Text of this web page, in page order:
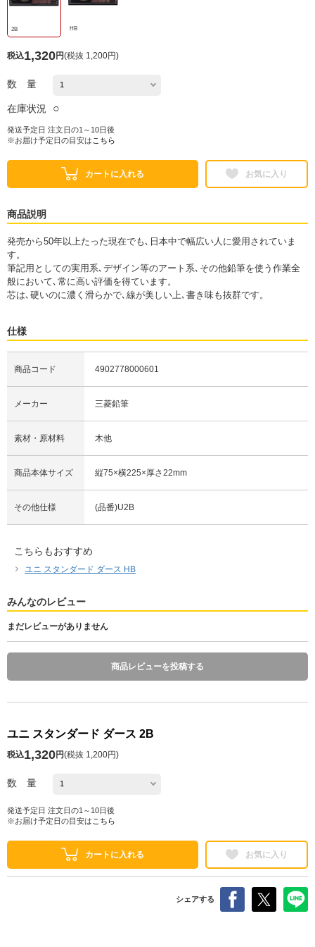
2B HB
税込1,320円(税抜 1,200円)
数 量
在庫状況 ○
発送予定日 注文日の1～10日後
※お届け予定日の目安は こちら
カートに入れる お気に入り
商品説明
発売から50年以上たった現在でも､日本中で幅広い人に愛用されていま
す。
筆記用としての実用系､デザイン等のアート系､その他鉛筆を使う作業全
般において､常に高い評価を得ています。
芯は､硬いのに濃く滑らかで､線が美しい上､書き味も抜群です。
仕様
商品コード 4902778000601
メーカー 三菱鉛筆
素材・原材料 木他
商品本体サイズ 縦75×横225×厚さ22mm
その他仕様 (品番)U2B
こちらもおすすめ
ユニ スタンダード ダース HB
みんなのレビュー
まだレビューがありません
商品レビューを投稿する
ユニ スタンダード ダース 2B
税込1,320円(税抜 1,200円)
数 量
発送予定日 注文日の1～10日後
※お届け予定日の目安は こちら
カートに入れる お気に入り
シェアする